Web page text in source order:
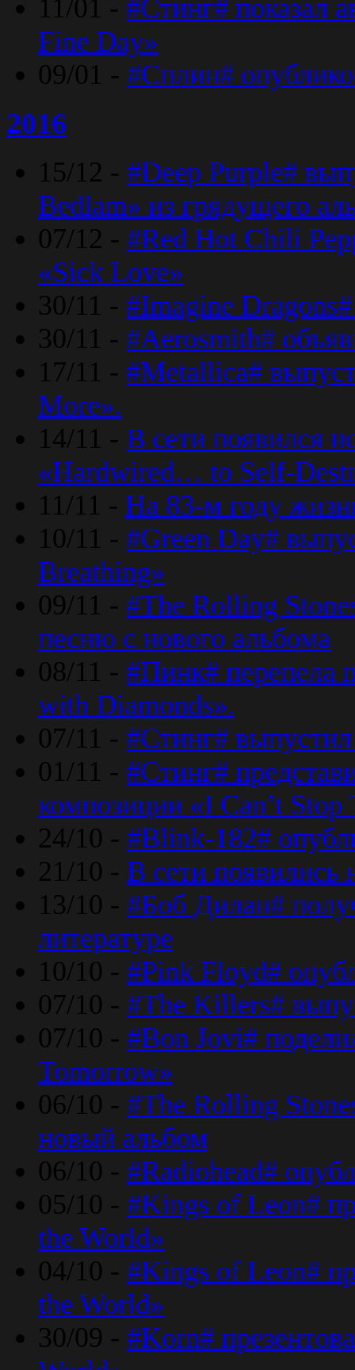
11/01 - #Стинг# показал
Fine Day»
09/01 - #Сплин#
2016
15/12 - #Deep Purple#
Bedlam» из грядущего
07/12 - #Red Hot Chili
«Sick Love»
30/11 - #Imagine
30/11 - #Aerosmith#
17/11 - #Metallica#
More».
14/11 - В сети появился
«Hardwired… to Self-
11/11 - На 83-м году
10/11 - #Green Day#
Breathing»
09/11 - #The Rolling
песню с нового альбома
08/11 - #Пинк# перепела
with Diamonds».
07/11 - #Стинг#
01/11 - #Стинг#
композиции «I Can’t
24/10 - #Blink-182#
21/10 - В сети появились
13/10 - #Боб Дилан#
литературе
10/10 - #Pink Floyd#
07/10 - #The Killers#
07/10 - #Bon Jovi#
Tomorrow»
06/10 - #The Rolling
новый альбом
06/10 - #Radiohead#
05/10 - #Kings of Leon#
the World»
04/10 - #Kings of Leon#
the World»
30/09 - #Korn#